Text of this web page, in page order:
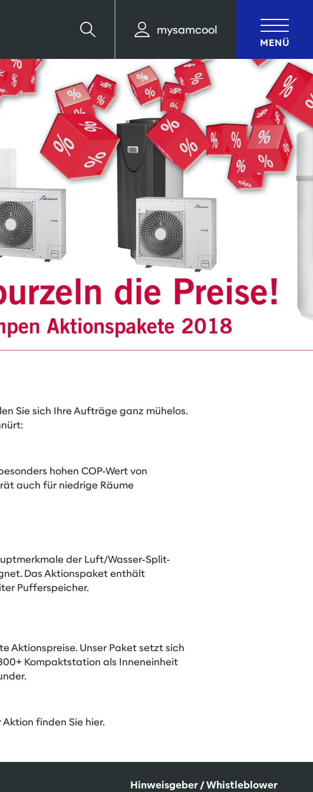
Suche
mysamcool
MENÜ
Sie sich Ihre Aufträge ganz mühelos.
hohen COP-Wert von
auch für niedrige Räume
der Luft/Wasser-Split-
Das Aktionspaket enthält
Pufferspeicher.
Aktionspreise. Unser Paket setzt sich
Kompaktstation als Inneneinheit
Aktion finden Sie hier.
Hinweisgeber / Whistleblower